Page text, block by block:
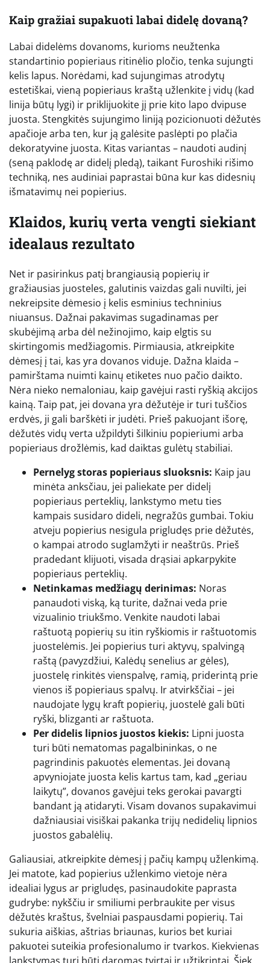
Kaip gražiai supakuoti labai didelę dovaną?
Labai didelėms dovanoms, kurioms neužtenka
standartinio popieriaus ritinėlio pločio, tenka sujungti
kelis lapus. Norėdami, kad sujungimas atrodytų
estetiškai, vieną popieriaus kraštą užlenkite į vidų (kad
linija būtų lygi) ir priklijuokite jį prie kito lapo dvipuse
juosta. Stengkitės sujungimo liniją pozicionuoti dėžutės
apačioje arba ten, kur ją galėsite paslėpti po plačia
dekoratyvine juosta. Kitas variantas – naudoti audinį
(seną paklodę ar didelį pledą), taikant Furoshiki rišimo
techniką, nes audiniai paprastai būna kur kas didesnių
išmatavimų nei popierius.
Klaidos, kurių verta vengti siekiant
idealaus rezultato
Net ir pasirinkus patį brangiausią popierių ir
gražiausias juosteles, galutinis vaizdas gali nuvilti, jei
nekreipsite dėmesio į kelis esminius techninius
niuansus. Dažnai pakavimas sugadinamas per
skubėjimą arba dėl nežinojimo, kaip elgtis su
skirtingomis medžiagomis. Pirmiausia, atkreipkite
dėmesį į tai, kas yra dovanos viduje. Dažna klaida –
pamirštama nuimti kainų etiketes nuo pačio daikto.
Nėra nieko nemaloniau, kaip gavėjui rasti ryškią akcijos
kainą. Taip pat, jei dovana yra dėžutėje ir turi tuščios
erdvės, ji gali barškėti ir judėti. Prieš pakuojant išorę,
dėžutės vidų verta užpildyti šilkiniu popieriumi arba
popieriaus drožlėmis, kad daiktas gulėtų stabiliai.
Pernelyg storas popieriaus sluoksnis: Kaip jau
minėta anksčiau, jei paliekate per didelį
popieriaus perteklių, lankstymo metu ties
kampais susidaro dideli, negražūs gumbai. Tokiu
atveju popierius nesigula prigludęs prie dėžutės,
o kampai atrodo suglamžyti ir neaštrūs. Prieš
pradedant klijuoti, visada drąsiai apkarpykite
popieriaus perteklių.
Netinkamas medžiagų derinimas: Noras
panaudoti viską, ką turite, dažnai veda prie
vizualinio triukšmo. Venkite naudoti labai
raštuotą popierių su itin ryškiomis ir raštuotomis
juostelėmis. Jei popierius turi aktyvų, spalvingą
raštą (pavyzdžiui, Kalėdų senelius ar gėles),
juostelę rinkitės vienspalvę, ramią, priderintą prie
vienos iš popieriaus spalvų. Ir atvirkščiai – jei
naudojate lygų kraft popierių, juostelė gali būti
ryški, blizganti ar raštuota.
Per didelis lipnios juostos kiekis: Lipni juosta
turi būti nematomas pagalbininkas, o ne
pagrindinis pakuotės elementas. Jei dovaną
apvyniojate juosta kelis kartus tam, kad „geriau
laikytų”, dovanos gavėjui teks gerokai pavargti
bandant ją atidaryti. Visam dovanos supakavimui
dažniausiai visiškai pakanka trijų nedidelių lipnios
juostos gabalėlių.
Galiausiai, atkreipkite dėmesį į pačių kampų užlenkimą.
Jei matote, kad popierius užlenkimo vietoje nėra
idealiai lygus ar prigludęs, pasinaudokite paprasta
gudrybe: nykščiu ir smiliumi perbraukite per visus
dėžutės kraštus, švelniai paspausdami popierių. Tai
sukuria aiškias, aštrias briaunas, kurios bet kuriai
pakuotei suteikia profesionalumo ir tvarkos. Kiekvienas